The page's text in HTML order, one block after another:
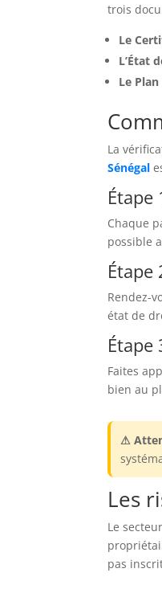
trois
Le
L’État
Le
La
Sénégal
Chaque
possible
Étape
Rendez-
état de
Étape
Faites
bien au
⚠
Les
Le
pas